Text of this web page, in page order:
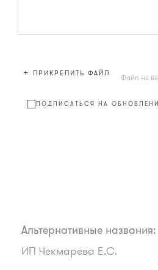
+ ПРИКРЕПИТЬ ФАЙЛ Файл не
ПОДПИСАТЬСЯ НА
Альтернативные названия:
ИП Чекмарева Е.С.